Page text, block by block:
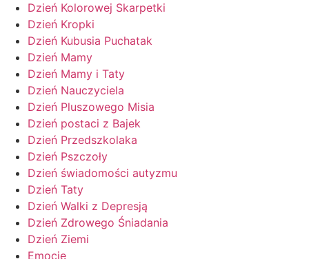
Dzień Kolorowej Skarpetki
Dzień Kropki
Dzień Kubusia Puchatak
Dzień Mamy
Dzień Mamy i Taty
Dzień Nauczyciela
Dzień Pluszowego Misia
Dzień postaci z Bajek
Dzień Przedszkolaka
Dzień Pszczoły
Dzień świadomości autyzmu
Dzień Taty
Dzień Walki z Depresją
Dzień Zdrowego Śniadania
Dzień Ziemi
Emocje